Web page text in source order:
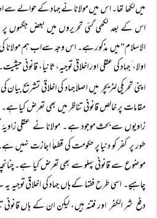
میں لکھا تھا۔ اس میں مولانا نے جہاد کے حوالے سے
اس کے بعد لکھی گئی تحریروں میں بعض جگہوں پر
الاسلام'' میں مذکور ہے۔ اس وجہ سےاب ہم مولانا
اولا، َ جہاد کی عقلی اور اخلاقی توجیہ، ثانیاَ، قانونی
اپنی تحریکی لٹریچر میں اصلاَ جہاد کی اخلاقی تشریح
مقامات پر خالص قانونی تناظر میں بھی تعرض کیا
زاویوں سے بحث موجود ہے ۔ مولانا نے عقلی زاویۂ
طور پر کفر کو دنیا پر حکومت کی قطعاَ اجازت
موضوع سے قانونی پہلو سے بھی تعرض کیا ہے۔
چاہیے۔ اسی طرح فقہا کے ہاں جہاد کی اخلاقی توجیہ
دفع شر الکفر اور فتنہ ہیں، لیکن ان کے ہاں